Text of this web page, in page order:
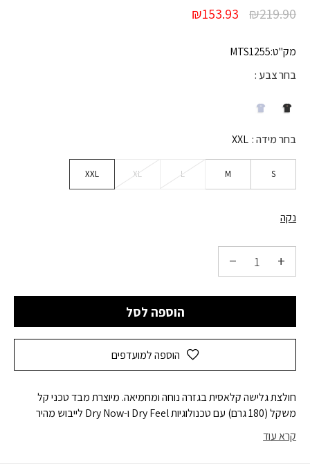
₪219.90
₪153.93
מק"ט:MTS1255
בחר צבע
בחר מידה XXL
S
M
L
XL
XXL
נקה
הוספה לסל
הוספה למועדפים
חולצת גלישה קלאסית בגזרה נוחה ומחמיאה. מיוצרת מבד טכני קל
משקל (180 גרם) עם טכנולוגיות Dry Feel ו-Dry Now לייבוש מהיר
הדפס לוגו קדמי, הדפס אחורי ייחודי ותווית לוגו ארוגה להשלמת המראה
קרא עוד